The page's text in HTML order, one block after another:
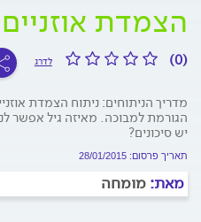
הצמדת אוזניים
(0) לדרג
מדריך הניתוחים: ניתוח הצמדת
הגורמת למבוכה. מאיזה גיל אפשר
יש סיכונים?
תאריך פרסום: 28/01/2015
מאת: מומחה